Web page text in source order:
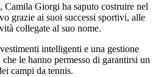
Camila Giorgi ha saputo costruire nel
grazie ai suoi successi sportivi, alle
collegate al suo nome.
intelligenti e una gestione
le hanno permesso di garantirsi un
campi da tennis.